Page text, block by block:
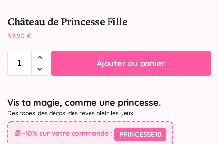
Château de Princesse Fille
59,90 €
Ajouter au panier
Vis ta magie, comme une princesse.
Des robes, des décos, des rêves plein les yeux.
🎁 -10% sur votre commande : PRINCESSE10